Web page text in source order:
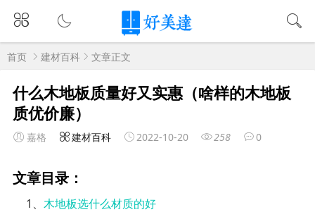
首页 建材百科 文章正文
什么木地板质量好又实惠（啥样的木地板
质优价廉）
嘉格 建材百科 2022-10-20 258 0
文章目录：
1、木地板选什么材质的好